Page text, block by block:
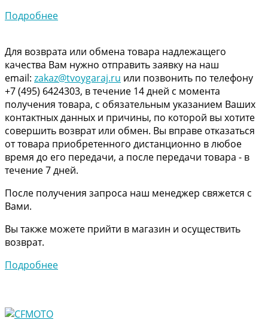
Подробнее
Для возврата или обмена товара надлежащего
качества Вам нужно отправить заявку на наш
email: zakaz@tvoygaraj.ru или позвонить по телефону
+7 (495) 6424303, в течение 14 дней с момента
получения товара, с обязательным указанием Ваших
контактных данных и причины, по которой вы хотите
совершить возврат или обмен. Вы вправе отказаться
от товара приобретенного дистанционно в любое
время до его передачи, а после передачи товара - в
течение 7 дней.
После получения запроса наш менеджер свяжется с
Вами.
Вы также можете прийти в магазин и осуществить
возврат.
Подробнее